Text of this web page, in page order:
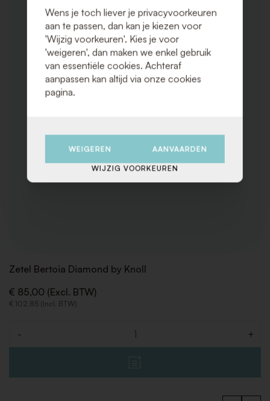
Zetel Bertoia Diamond by Knoll
€ 85,00 (Excl. BTW)
€ 102,85 (Incl. BTW)
- +
Wens je toch liever je privacyvoorkeuren
aan te passen, dan kan je kiezen voor
'Wijzig voorkeuren'. Kies je voor
'weigeren', dan maken we enkel gebruik
van essentiële cookies. Achteraf
aanpassen kan altijd via onze cookies
pagina.
WEIGEREN AANVAARDEN
WIJZIG VOORKEUREN